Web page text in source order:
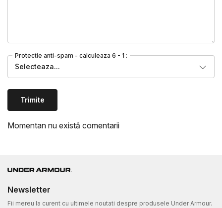
Protectie anti-spam - calculeaza 6 - 1 :
Selecteaza...
Trimite
Momentan nu există comentarii
Newsletter
Fii mereu la curent cu ultimele noutati despre produsele Under Armour.